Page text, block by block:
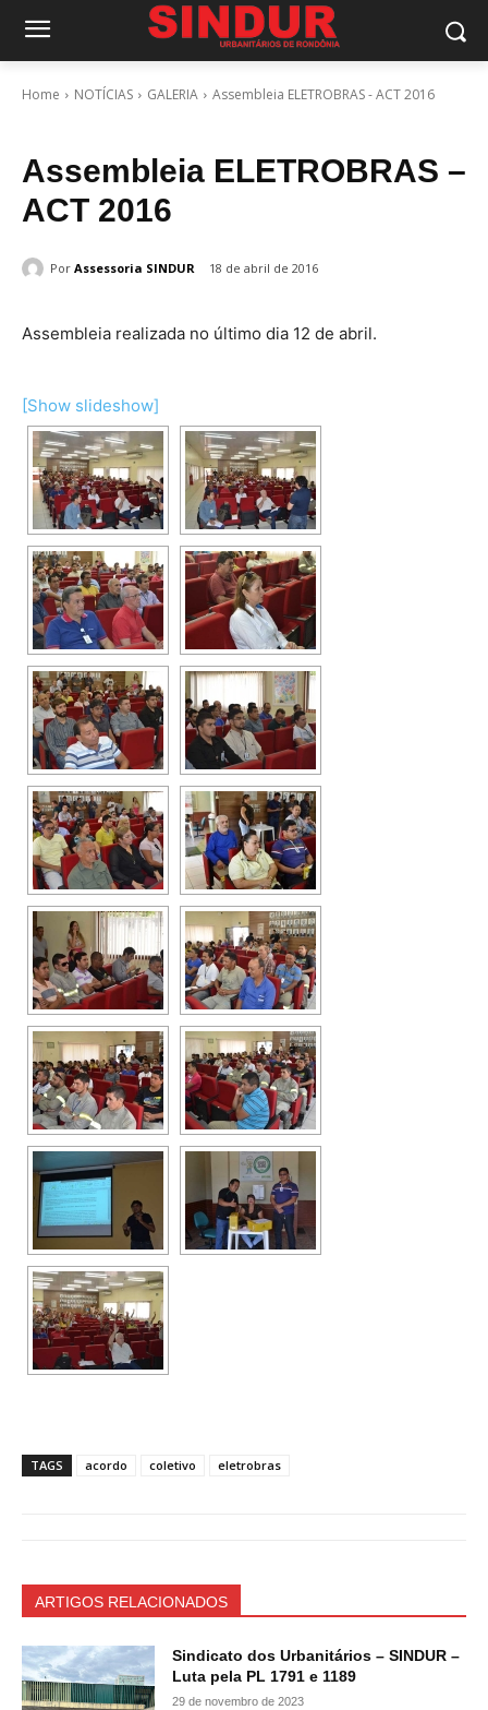
Home NOTÍCIAS GALERIA Assembleia ELETROBRAS - ACT 2016
Assembleia ELETROBRAS –
ACT 2016
Por Assessoria SINDUR 18 de abril de 2016
Assembleia realizada no último dia 12 de abril.
[Show slideshow]
TAGS acordo coletivo eletrobras
ARTIGOS RELACIONADOS
Sindicato dos Urbanitários – SINDUR –
Luta pela PL 1791 e 1189
29 de novembro de 2023